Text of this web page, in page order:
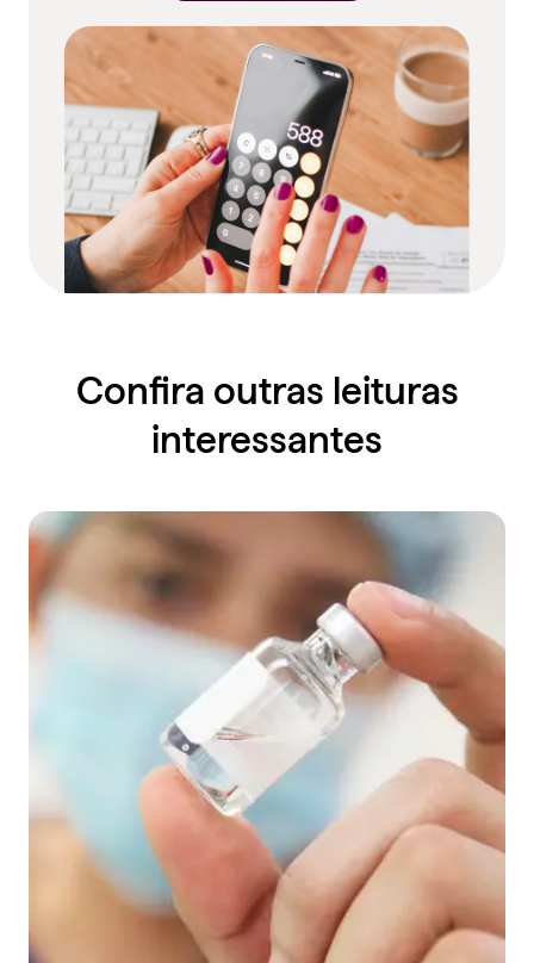
Confira outras leituras
interessantes